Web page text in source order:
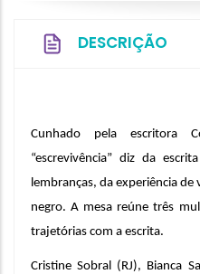
DESCRIÇÃO
Cunhado pela escritora
“escrevivência” diz da
lembranças, da experiência
negro. A mesa reúne três
trajetórias com a escrita.
Cristine Sobral (RJ), Bianca